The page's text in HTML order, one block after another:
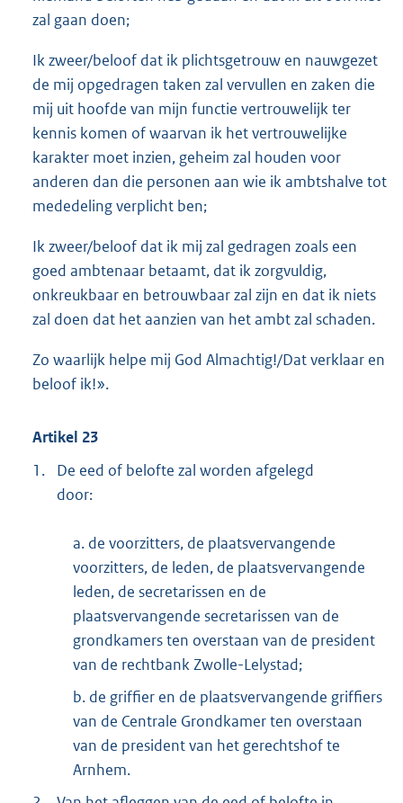
zal gaan doen;
Ik zweer/beloof dat ik plichtsgetrouw en nauwgezet
de mij opgedragen taken zal vervullen en zaken die
mij uit hoofde van mijn functie vertrouwelijk ter
kennis komen of waarvan ik het vertrouwelijke
karakter moet inzien, geheim zal houden voor
anderen dan die personen aan wie ik ambtshalve tot
mededeling verplicht ben;
Ik zweer/beloof dat ik mij zal gedragen zoals een
goed ambtenaar betaamt, dat ik zorgvuldig,
onkreukbaar en betrouwbaar zal zijn en dat ik niets
zal doen dat het aanzien van het ambt zal schaden.
Zo waarlijk helpe mij God Almachtig!/Dat verklaar en
beloof ik!».
Artikel 23
1.
De eed of belofte zal worden afgelegd
door:
a. de voorzitters, de plaatsvervangende
voorzitters, de leden, de plaatsvervangende
leden, de secretarissen en de
plaatsvervangende secretarissen van de
grondkamers ten overstaan van de president
van de rechtbank Zwolle-Lelystad;
b. de griffier en de plaatsvervangende griffiers
van de Centrale Grondkamer ten overstaan
van de president van het gerechtshof te
Arnhem.